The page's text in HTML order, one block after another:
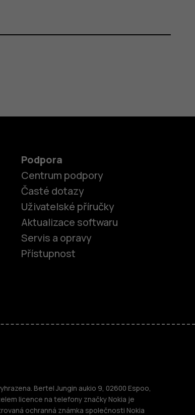
Podpora
Centrum podpory
Časté dotazy
Uživatelské příručky
Aktualizace softwaru
Servis a opravy
Přístupnost
Bertel Jungin aukio 9, 02600 Espoo,
licence na telefony značky Nokia je
ochranná známka společnosti Nokia